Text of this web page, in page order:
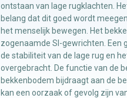
ontstaan van lage rugklachten.
belang dat dit goed wordt
het menselijk bewegen. Het
zogenaamde SI-gewrichten. Een
de stabiliteit van de lage rug en
overgebracht. De functie van de
bekkenbodem bijdraagt aan de
kan een oorzaak of gevolg zijn